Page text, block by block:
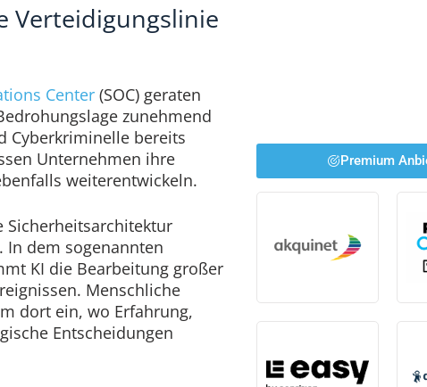
Verteidigungslinie
Center (SOC) geraten
zunehmend
Cyberkriminelle bereits
Unternehmen ihre
weiterentwickeln.
Sicherheitsarchitektur
In dem sogenannten
KI die Bearbeitung großer
Menschliche
dort ein, wo Erfahrung,
Entscheidungen
Premium